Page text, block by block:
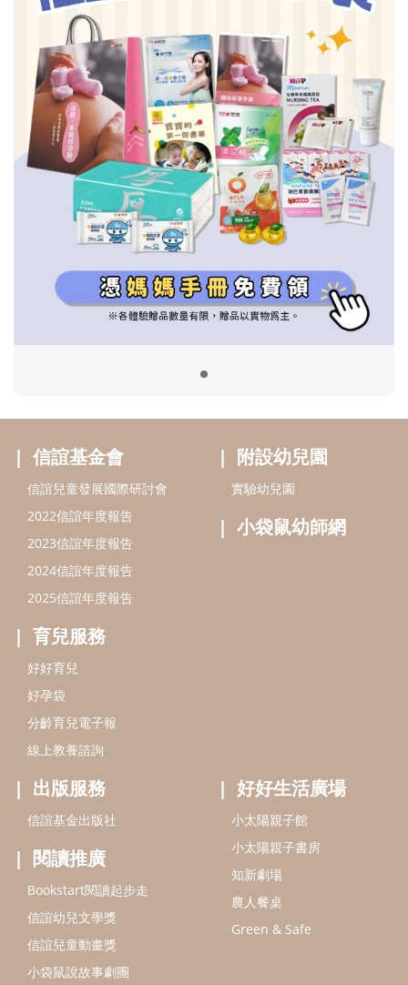
信誼基金會
2022信誼年度報告
2023信誼年度報告
2024信誼年度報告
好孕袋
分齡育兒電子報
線上教養諮詢
附設幼兒園
小袋鼠幼師網
出版服務
信誼基金出版社
閱讀推廣
Bookstart閱讀起步走
信誼幼兒文學獎
信誼兒童動畫獎
小袋鼠說故事劇團
service@hsin-yi.org.tw
信誼好好育兒
小太陽親子書房
(02)2396-5305轉2345 (週一～週五 9:00～18:00)
認識信誼 合作洽談 智慧財產權聲明
本網站建議使用IE9(含以上)或 Google Chrome 版本瀏覽器
信誼基金會/上誼文化實業股份有限公司 版權所有 ©